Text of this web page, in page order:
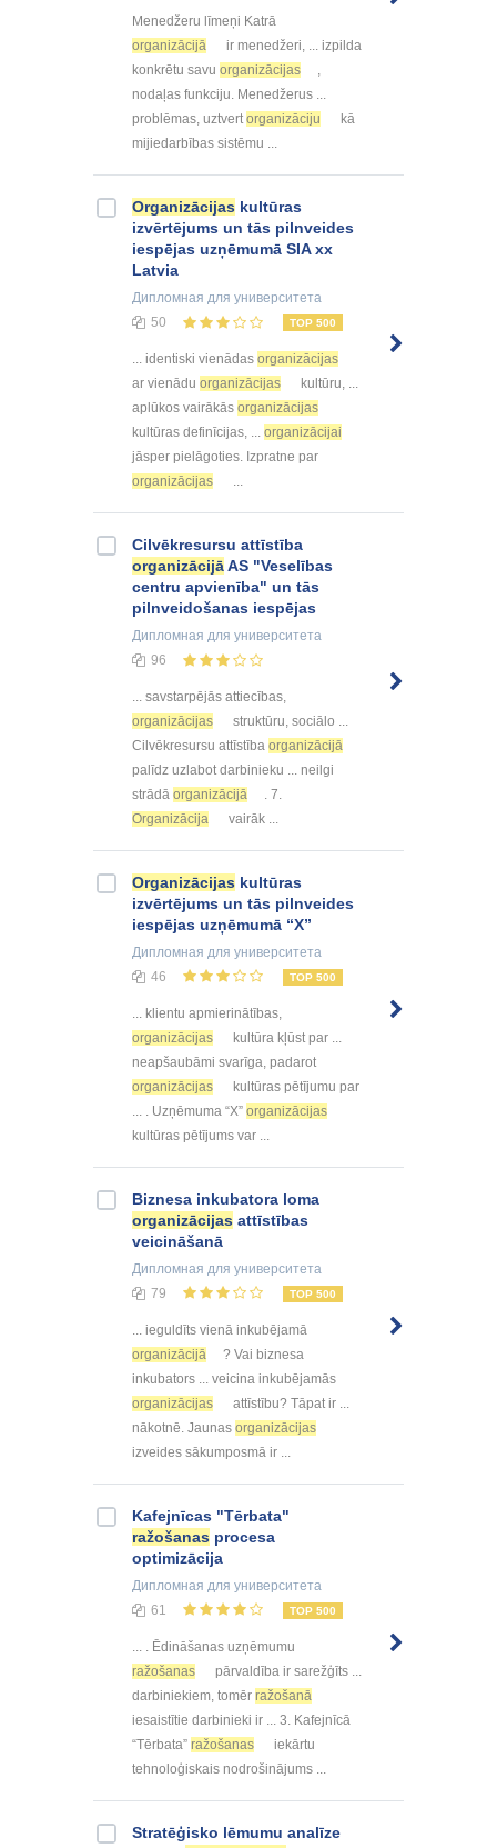
Menedžeru līmeņi Katrā
organizācijā
ir menedžeri, ... izpilda
konkrētu savu organizācijas
nodaļas funkciju. Menedžerus ...
problēmas, uztvert organizāciju
kā
mijiedarbības sistēmu ...
Organizācijas kultūras
izvērtējums un tās pilnveides
iespējas uzņēmumā SIA xx
Latvia
Дипломная для университета
50
TOP 500
... identiski vienādas organizācijas
ar vienādu organizācijas
kultūru, ...
aplūkos vairākās organizācijas
kultūras definīcijas, ... organizācijai
jāsper pielāgoties. Izpratne par
organizācijas
Cilvēkresursu attīstība
organizācijāAS "Veselības
centru apvienība" un tās
pilnveidošanas iespējas
Дипломная для университета
96
... savstarpējās attiecības,
organizācijas
struktūru, sociālo ...
Cilvēkresursu attīstība organizācijā
palīdz uzlabot darbinieku ... neilgi
strādā organizācijā
. 7.
Organizācija
vairāk ...
Organizācijas kultūras
izvērtējums un tās pilnveides
iespējas uzņēmumā “X”
Дипломная для университета
46
TOP 500
... klientu apmierinātības,
organizācijas
kultūra kļūst par ...
neapšaubāmi svarīga, padarot
organizācijas
kultūras pētījumu par
... . Uzņēmuma “X” organizācijas
kultūras pētījums var ...
Biznesa inkubatora loma
organizācijas attīstības
veicināšanā
Дипломная для университета
79
TOP 500
... ieguldīts vienā inkubējamā
organizācijā
? Vai biznesa
inkubators ... veicina inkubējamās
organizācijas
attīstību? Tāpat ir ...
nākotnē. Jaunas organizācijas
izveides sākumposmā ir ...
Kafejnīcas "Tērbata"
ražošanas procesa
optimizācija
Дипломная для университета
61
TOP 500
... . Ēdināšanas uzņēmumu
ražošanas
pārvaldība ir sarežģīts ...
darbiniekiem, tomēr ražošanā
iesaistītie darbinieki ir ... 3. Kafejnīcā
“Tērbata” ražošanas
iekārtu
tehnoloģiskais nodrošinājums ...
Stratēģisko lēmumu analīze